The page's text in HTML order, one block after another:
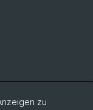
zu